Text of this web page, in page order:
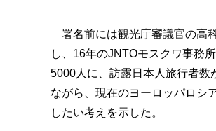
署名前には観光庁審議官の高
し、16年のJNTOモスクワ事務
5000人に、訪露日本人旅行者
ながら、現在のヨーロッパロシ
したい考えを示した。